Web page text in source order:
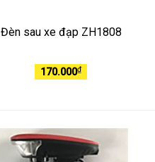
Đèn sau xe đạp ZH1808
170.000₫